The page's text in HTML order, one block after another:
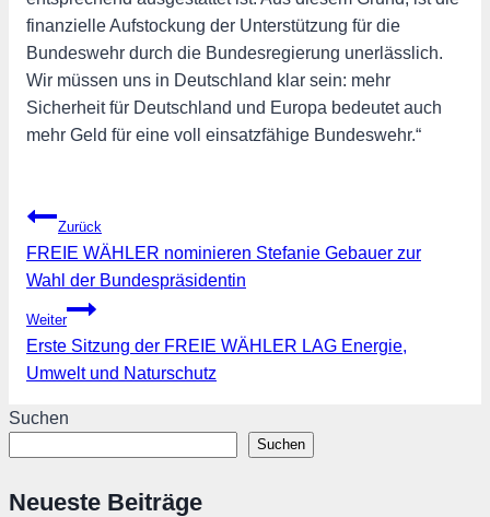
finanzielle Aufstockung der Unterstützung für die
Bundeswehr durch die Bundesregierung unerlässlich.
Wir müssen uns in Deutschland klar sein: mehr
Sicherheit für Deutschland und Europa bedeutet auch
mehr Geld für eine voll einsatzfähige Bundeswehr.“
Beitragsnavigation
Zurück
FREIE WÄHLER nominieren Stefanie Gebauer zur
Wahl der Bundespräsidentin
Weiter
Erste Sitzung der FREIE WÄHLER LAG Energie,
Umwelt und Naturschutz
Suchen
Suchen
Neueste Beiträge